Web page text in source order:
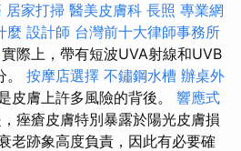
居家打掃 醫美皮膚科 長照 專業網
麼 設計師 台灣前十大律師事務所
實際上，帶有短波UVA射線和UVB
。 按摩店選擇 不鏽鋼水槽 辦桌外
皮膚上許多風險的背後。 響應式
痤瘡皮膚特別暴露於陽光皮膚損
老跡象高度負責，因此有必要確